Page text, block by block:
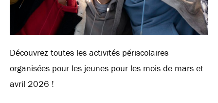
Découvrez toutes les activités périscolaires
organisées pour les jeunes pour les mois de mars et
avril 2026 !